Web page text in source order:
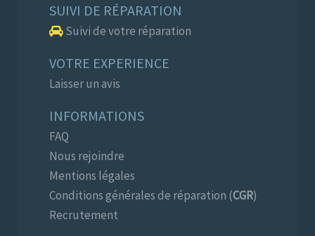
SUIVI DE RÉPARATION
Suivi de votre réparation
VOTRE EXPERIENCE
Laisser un avis
INFORMATIONS
FAQ
Nous rejoindre
Mentions légales
Conditions générales de réparation (CGR)
Recrutement